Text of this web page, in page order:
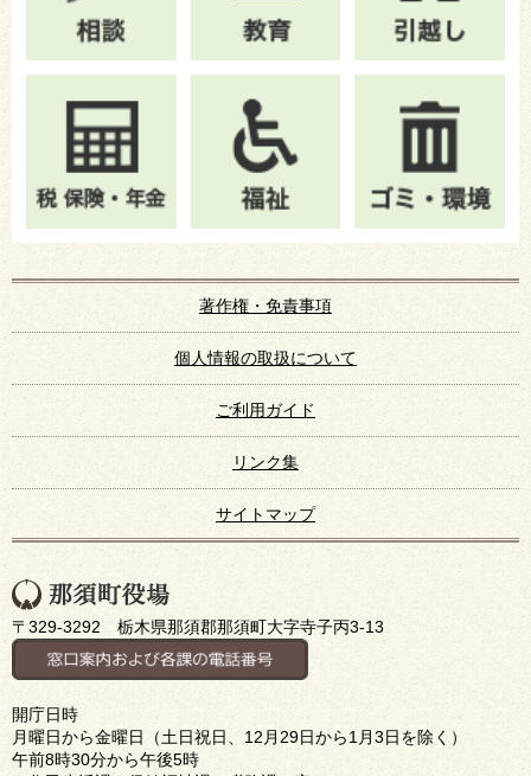
著作権・免責事項
個人情報の取扱について
ご利用ガイド
リンク集
サイトマップ
〒329-3292 栃木県那須郡那須町大字寺子丙3-13
開庁日時
月曜日から金曜日（土日祝日、12月29日から1月3日を除く）
午前8時30分から午後5時